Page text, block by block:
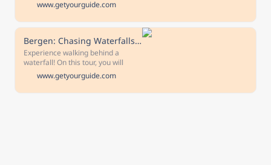
aboard to discover the countryside
that frames Bergen, ride the
famous Flåm Railway, admire
Aurlandsfjord, Nærøyfjord, the
village of Flåm, and more.
www.getyourguide.com
Bergen: Chasing Waterfalls of Hardangerfjord Shore Excursion
Experience walking behind a
waterfall! On this tour, you will
explore the natural surroundings
of Bergen, get close to multiple
waterfalls, enjoy Hardangerfjord,
www.getyourguide.com